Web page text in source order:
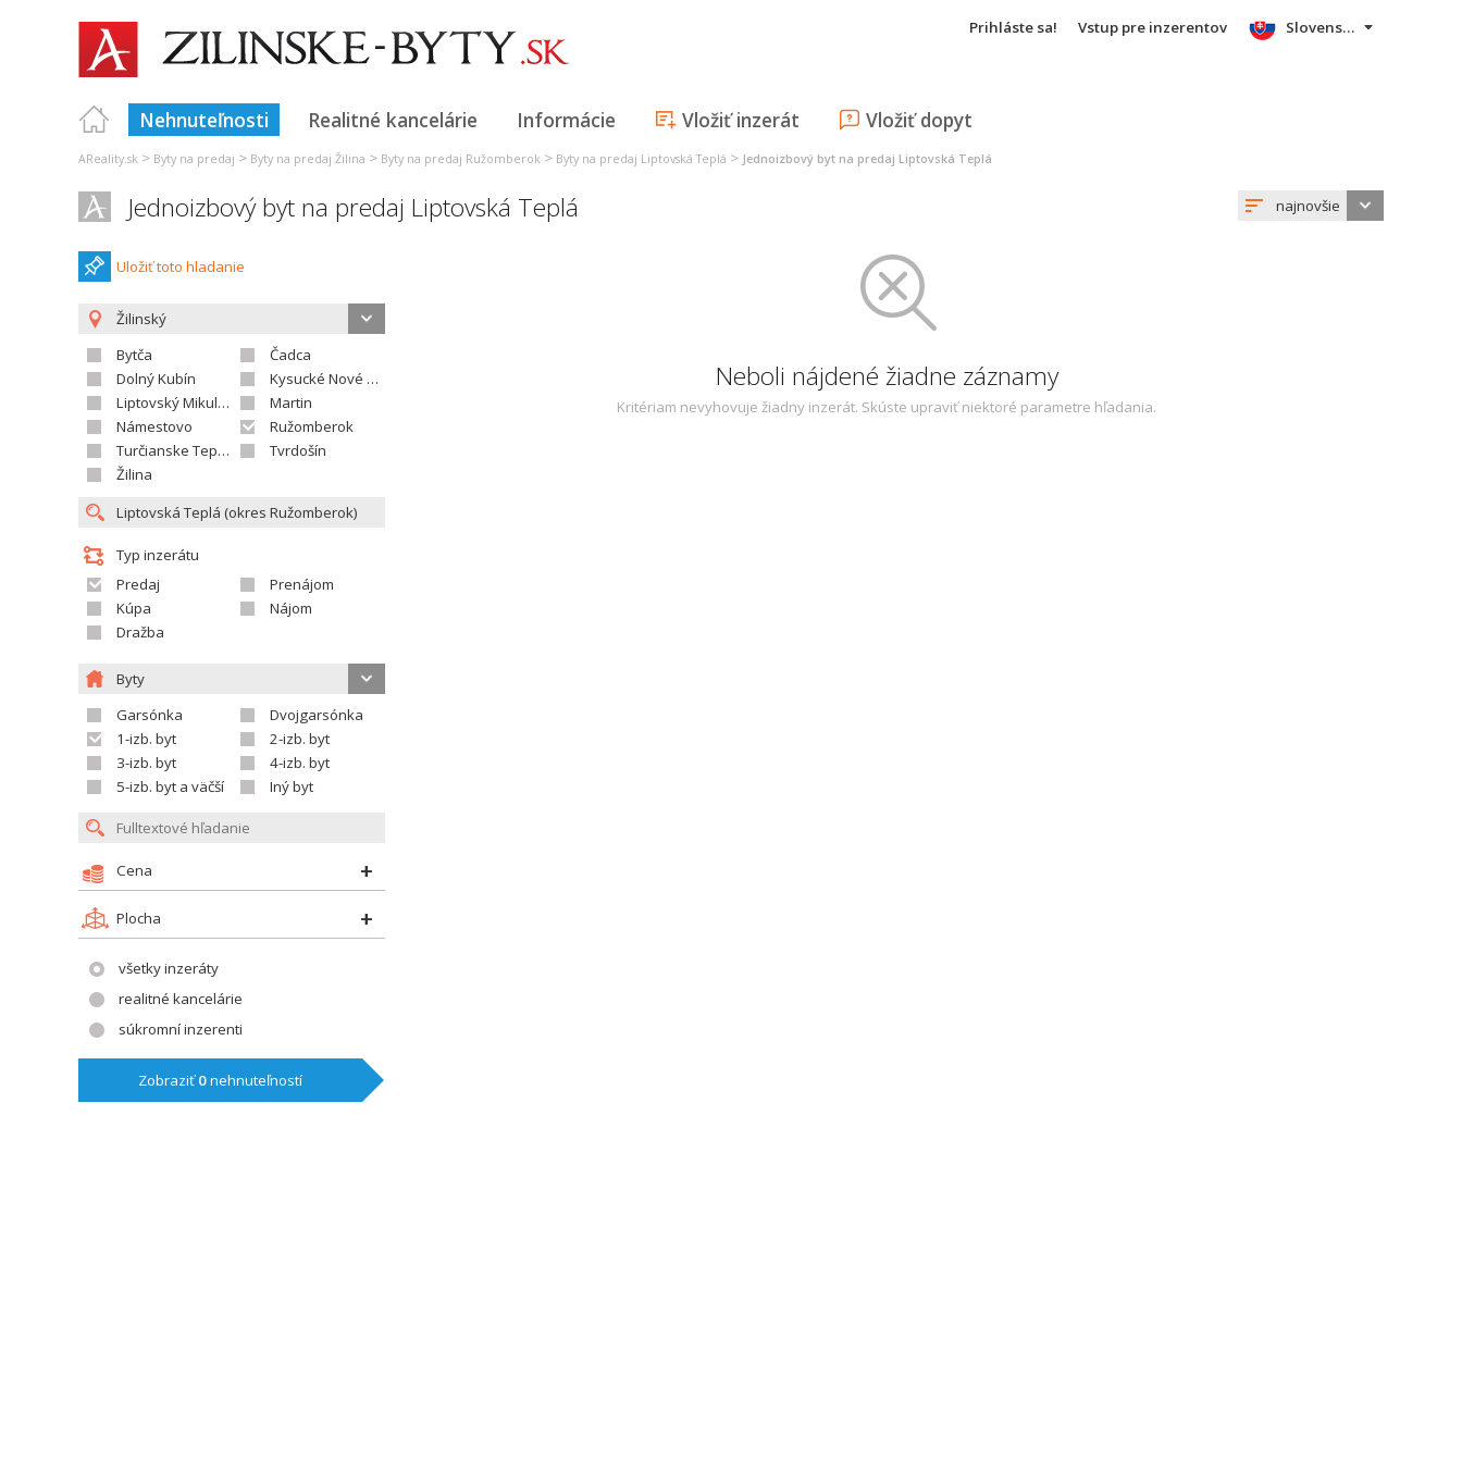
Prihláste sa! Vstup pre inzerentov
Nehnuteľnosti Realitné kancelárie Informácie Vložiť inzerát Vložiť dopyt
Slovensky
AReality.sk > Byty na predaj > Byty na predaj Žilina > Byty na predaj Ružomberok > Byty na predaj Liptovská Teplá > Jednoizbový byt na predaj Liptovská Teplá
Jednoizbový byt na predaj Liptovská Teplá najnovšie
Uložiť toto hladanie
Žilinský
Bytča
Čadca
Dolný Kubín
Kysucké Nové Mesto
Liptovský Mikuláš
Martin
Námestovo
Ružomberok
Turčianske Teplice
Tvrdošín
Žilina
Typ inzerátu
Predaj
Prenájom
Kúpa
Nájom
Dražba
Byty
Garsónka
Dvojgarsónka
1-izb. byt
2-izb. byt
3-izb. byt
4-izb. byt
5-izb. byt a väčší
Iný byt
Cena
Plocha
všetky inzeráty
realitné kancelárie
súkromní inzerenti
Zobraziť0nehnuteľností
Neboli nájdené žiadne záznamy
Kritériam nevyhovuje žiadny inzerát. Skúste upraviť niektoré parametre hľadania.